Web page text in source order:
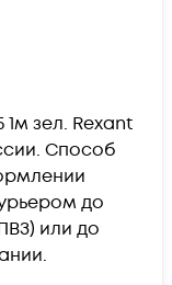
зел. Rexant
Способ
до
или до